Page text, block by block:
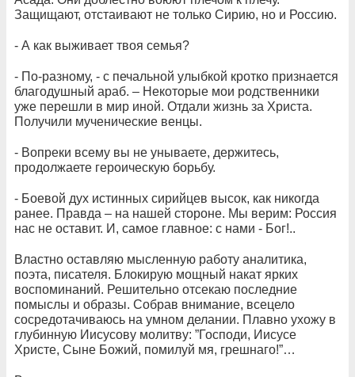
Защищают, отстаивают не только Сирию, но и Россию.
- А как выживает твоя семья?
- По-разному, - с печальной улыбкой кротко признается
благодушный араб. – Некоторые мои родственники
уже перешли в мир иной. Отдали жизнь за Христа.
Получили мученические венцы.
- Вопреки всему вы не унываете, держитесь,
продолжаете героическую борьбу.
- Боевой дух истинных сирийцев высок, как никогда
ранее. Правда – на нашей стороне. Мы верим: Россия
нас не оставит. И, самое главное: с нами - Бог!..
Властно оставляю мысленную работу аналитика,
поэта, писателя. Блокирую мощный накат ярких
воспоминаний. Решительно отсекаю последние
помыслы и образы. Собрав внимание, всецело
сосредотачиваюсь на умном делании. Плавно ухожу в
глубинную Иисусову молитву: ”Господи, Иисусе
Христе, Сыне Божий, помилуй мя, грешнаго!”…